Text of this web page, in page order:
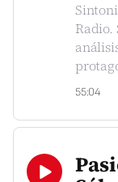
Radio.
55:04